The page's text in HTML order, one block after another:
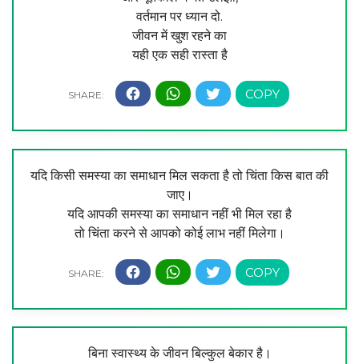
वर्तमान पर ध्यान दो.
जीवन में खुश रहने का
यही एक सही रास्ता है
यदि किसी समस्या का समाधान मिल सकता है तो चिंता किस बात की
जाए।
यदि आपकी समस्या का समाधान नहीं भी मिल रहा है
तो चिंता करने से आपको कोई लाभ नहीं मिलेगा।
बिना स्वास्थ्य के जीवन बिल्कुल बेकार है।